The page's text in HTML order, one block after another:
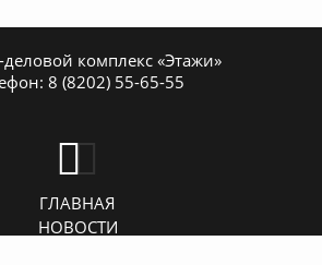
деловой комплекс «Этажи»
8 (8202) 55-65-55
ГЛАВНАЯ
НОВОСТИ